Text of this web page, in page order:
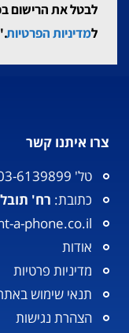
לבטל את הרישום
למדיניות הפרטיות
צרו איתנו קשר
טל' 03-6139899
כתובת: רח' תובל 40 רמת גן קומה 21
a-phone.co.il
אודות
מדיניות פרטיות
תנאי שימוש
הצהרת נגישות